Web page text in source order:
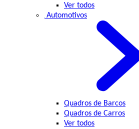
Ver todos
Automotivos
Quadros de Barcos
Quadros de Carros
Ver todos